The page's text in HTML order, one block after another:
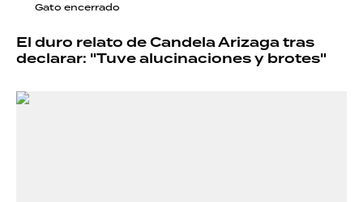
Gato encerrado
El duro relato de Candela Arizaga tras
declarar: "Tuve alucinaciones y brotes"